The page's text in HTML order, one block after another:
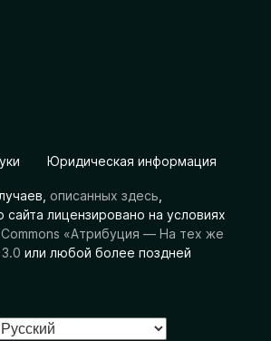
Юридическая информация
описанных здесь
лицензировано на условиях
«Атрибуция — На тех же
или любой более поздней